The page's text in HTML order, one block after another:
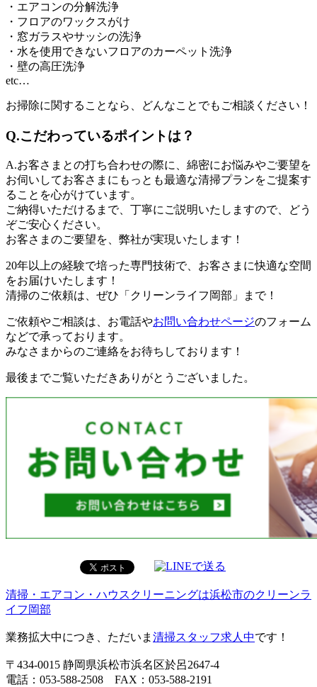
・エアコンの分解洗浄
・フロアのワックスがけ
・窓ガラスやサッシの洗浄
・水を使用できないフロアのカーペット洗浄
・壁の高圧洗浄
etc…
お掃除に関することなら、どんなことでもご相談ください！
Q.こだわっているポイントは？
A.お客さまとの打ち合わせの際に、綿密にお悩みやご要望を
お伺いしてお客さまにもっとも最適な清掃プランをご提案す
ることを心がけています。
ご納得いただけるまで、丁寧にご説明いたしますので、どう
ぞご安心ください。
お客さまのご要望を、弊社が実現いたします！
20年以上の経験で培った専門技術で、お客さまに快適な空間
をお届けいたします！
清掃のご依頼は、ぜひ「クリーンライフ岡部」まで！
ご依頼やご相談は、お電話やお問い合わせページのフォーム
などで承っております。
みなさまからのご連絡をお待ちしております！
最後までご覧いただきありがとうございました。
清掃・エアコン・ハウスクリーニングは浜松市のクリーンラ
イフ岡部
業務拡大中につき、ただいま 清掃スタッフ求人中です！
〒434-0015 静岡県浜松市浜名区於呂2647-4
電話：053-588-2508 FAX：053-588-2191